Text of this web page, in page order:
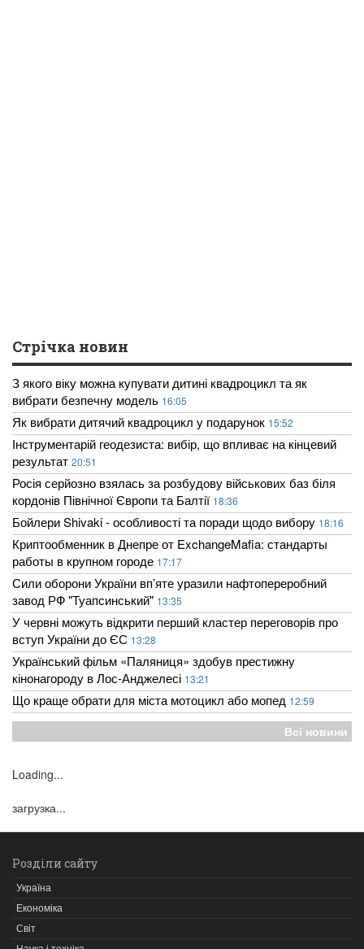
Стрічка новин
З якого віку можна купувати дитині квадроцикл та як
вибрати безпечну модель 16:05
Як вибрати дитячий квадроцикл у подарунок 15:52
Інструментарій геодезиста: вибір, що впливає на кінцевий
результат 20:51
Росія серйозно взялась за розбудову військових баз біля
кордонів Північної Європи та Балтії 18:36
Бойлери Shivaki - особливості та поради щодо вибору 18:16
Криптообменник в Днепре от ExchangeMafia: стандарты
работы в крупном городе 17:17
Сили оборони України вп’яте уразили нафтопереробний
завод РФ "Туапсинський" 13:35
У червні можуть відкрити перший кластер переговорів про
вступ України до ЄС 13:28
Український фільм «Паляниця» здобув престижну
кінонагороду в Лос-Анджелесі 13:21
Що краще обрати для міста мотоцикл або мопед 12:59
Всі новини
Loading...
загрузка...
Розділи сайту
Україна
Економіка
Світ